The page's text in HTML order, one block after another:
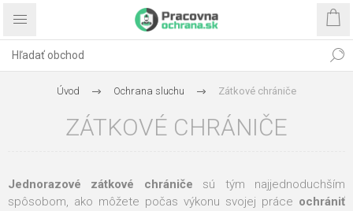
Úvod Ochrana sluchu Zátkové chrániče
ZÁTKOVÉ CHRÁNIČE
Jednorazové zátkové chrániče sú tým najjednoduchším
spôsobom, ako môžete počas výkonu svojej práce ochrániť